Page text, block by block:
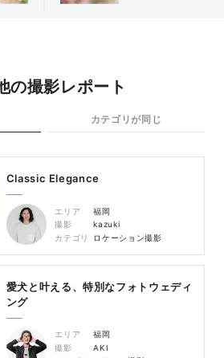
の撮影レポート
カテゴリが同じ
Classic Elegance
エリア
福岡
撮影
kazuki
カテゴリ
ロケーション撮影
愛犬と叶える、特別なフォトウェディ
ング
エリア
福岡
撮影
AKI